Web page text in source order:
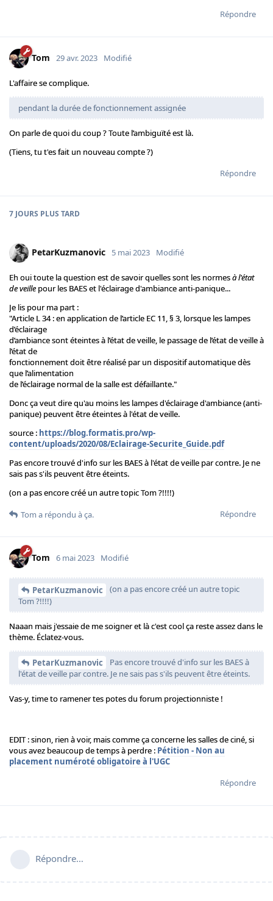
Répondre
Tom 29 avr. 2023 Modifié
L'affaire se complique.
pendant la durée de fonctionnement assignée
On parle de quoi du coup ? Toute l’ambiguïté est là.
(Tiens, tu t'es fait un nouveau compte ?)
Répondre
7 JOURS PLUS TARD
PetarKuzmanovic 5 mai 2023 Modifié
Eh oui toute la question est de savoir quelles sont les normesà l'état
de veille pour les BAES et l'éclairage d'ambiance anti-panique...
Je lis pour ma part :
"Article L 34 : en application de l’article EC 11, § 3, lorsque les lampes
d’éclairage
d’ambiance sont éteintes à l’état de veille, le passage de l’état de veille à
l’état de
fonctionnement doit être réalisé par un dispositif automatique dès
que l’alimentation
de l’éclairage normal de la salle est défaillante."
Donc ça veut dire qu'au moins les lampes d'éclairage d'ambiance (anti-
panique) peuvent être éteintes à l'état de veille.
source : https://blog.formatis.pro/wp-
content/uploads/2020/08/Eclairage-Securite_Guide.pdf
Pas encore trouvé d'info sur les BAES à l'état de veille par contre. Je ne
sais pas s'ils peuvent être éteints.
(on a pas encore créé un autre topic Tom ?!!!!)
Répondre
Tom a répondu à ça.
Tom 6 mai 2023 Modifié
PetarKuzmanovic
(on a pas encore créé un autre topic
Tom ?!!!!)
Naaan mais j'essaie de me soigner et là c'est cool ça reste assez dans le
thème. Éclatez-vous.
PetarKuzmanovic
Pas encore trouvé d'info sur les BAES à
l'état de veille par contre. Je ne sais pas s'ils peuvent être éteints.
Vas-y, time to ramener tes potes du forum projectionniste !
EDIT : sinon, rien à voir, mais comme ça concerne les salles de ciné, si
vous avez beaucoup de temps à perdre : Pétition - Non au
placement numéroté obligatoire à l'UGC
Répondre
Répondre…